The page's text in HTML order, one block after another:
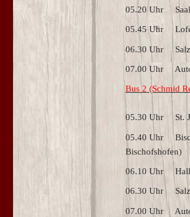
05.20 Uhr
05.45 Uhr
06.30 Uhr
07.00 Uhr
Bus 2 (Schmid
05.30 Uhr St.
05.40 Uhr
Bischofshofen)
06.10 Uhr
06.30 Uhr
07.00 Uhr